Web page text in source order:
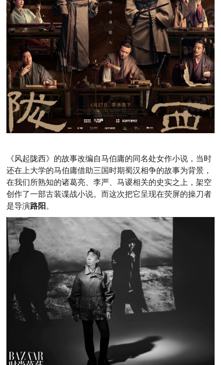
《风起陇西》的故事改编自马伯庸的同名处女作小说，当时
还在上大学的马伯庸借助三国时期蜀汉相争的故事为背景，
在我们所熟知的诸葛亮、李严、马谡相关的史实之上，架空
创作了一部古装谍战小说。而这次把它呈现在荧屏的操刀者
是导演路阳 。